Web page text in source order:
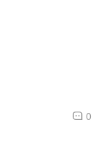
0